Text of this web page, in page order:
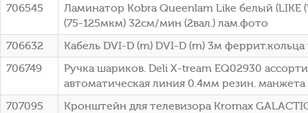
706545
Ламинатор Kobra Queenlam Like белый (LIKE
(75-125мкм) 32см/мин (2вал.) лам.фото
706632
Кабель DVI-D (m) DVI-D (m) 3м
706749
Ручка шариков. Deli X-tream EQ02930
автоматическая линия 0.4мм резин. манжета
707095
Кронштейн для телевизора Kromax